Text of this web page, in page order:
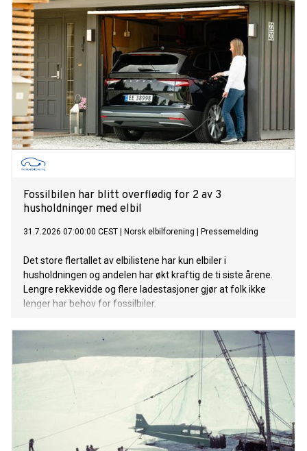
Fossilbilen har blitt overflødig for 2 av 3
husholdninger med elbil
31.7.2026 07:00:00 CEST Norsk elbilforening Pressemelding
Det store flertallet av elbilistene har kun elbiler i
husholdningen og andelen har økt kraftig de ti siste årene.
Lengre rekkevidde og flere ladestasjoner gjør at folk ikke
lenger har behov for fossilbiler.